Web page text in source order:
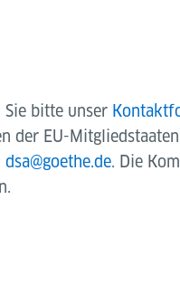
bitte unser
der EU-
dsa@goethe.de. Die